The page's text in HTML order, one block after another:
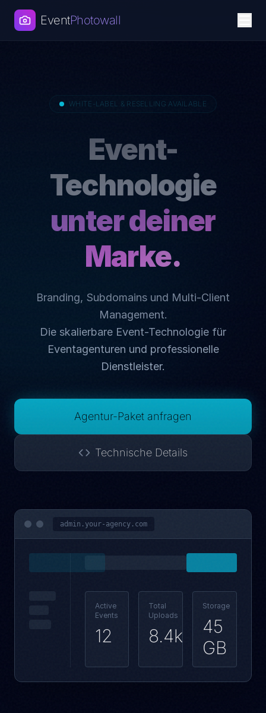
EventPhotowall
WHITE-LABEL & RESELLING AVAILABLE
Event-
Technologie
unter deiner
Marke.
Branding, Subdomains und Multi-Client
Management.
Die skalierbare Event-Technologie für
Eventagenturen und professionelle
Dienstleister.
Agentur-Paket anfragen
Technische Details
admin.your-agency.com
Active
Events
12
Total
Uploads
8.4k
Storage
45
GB